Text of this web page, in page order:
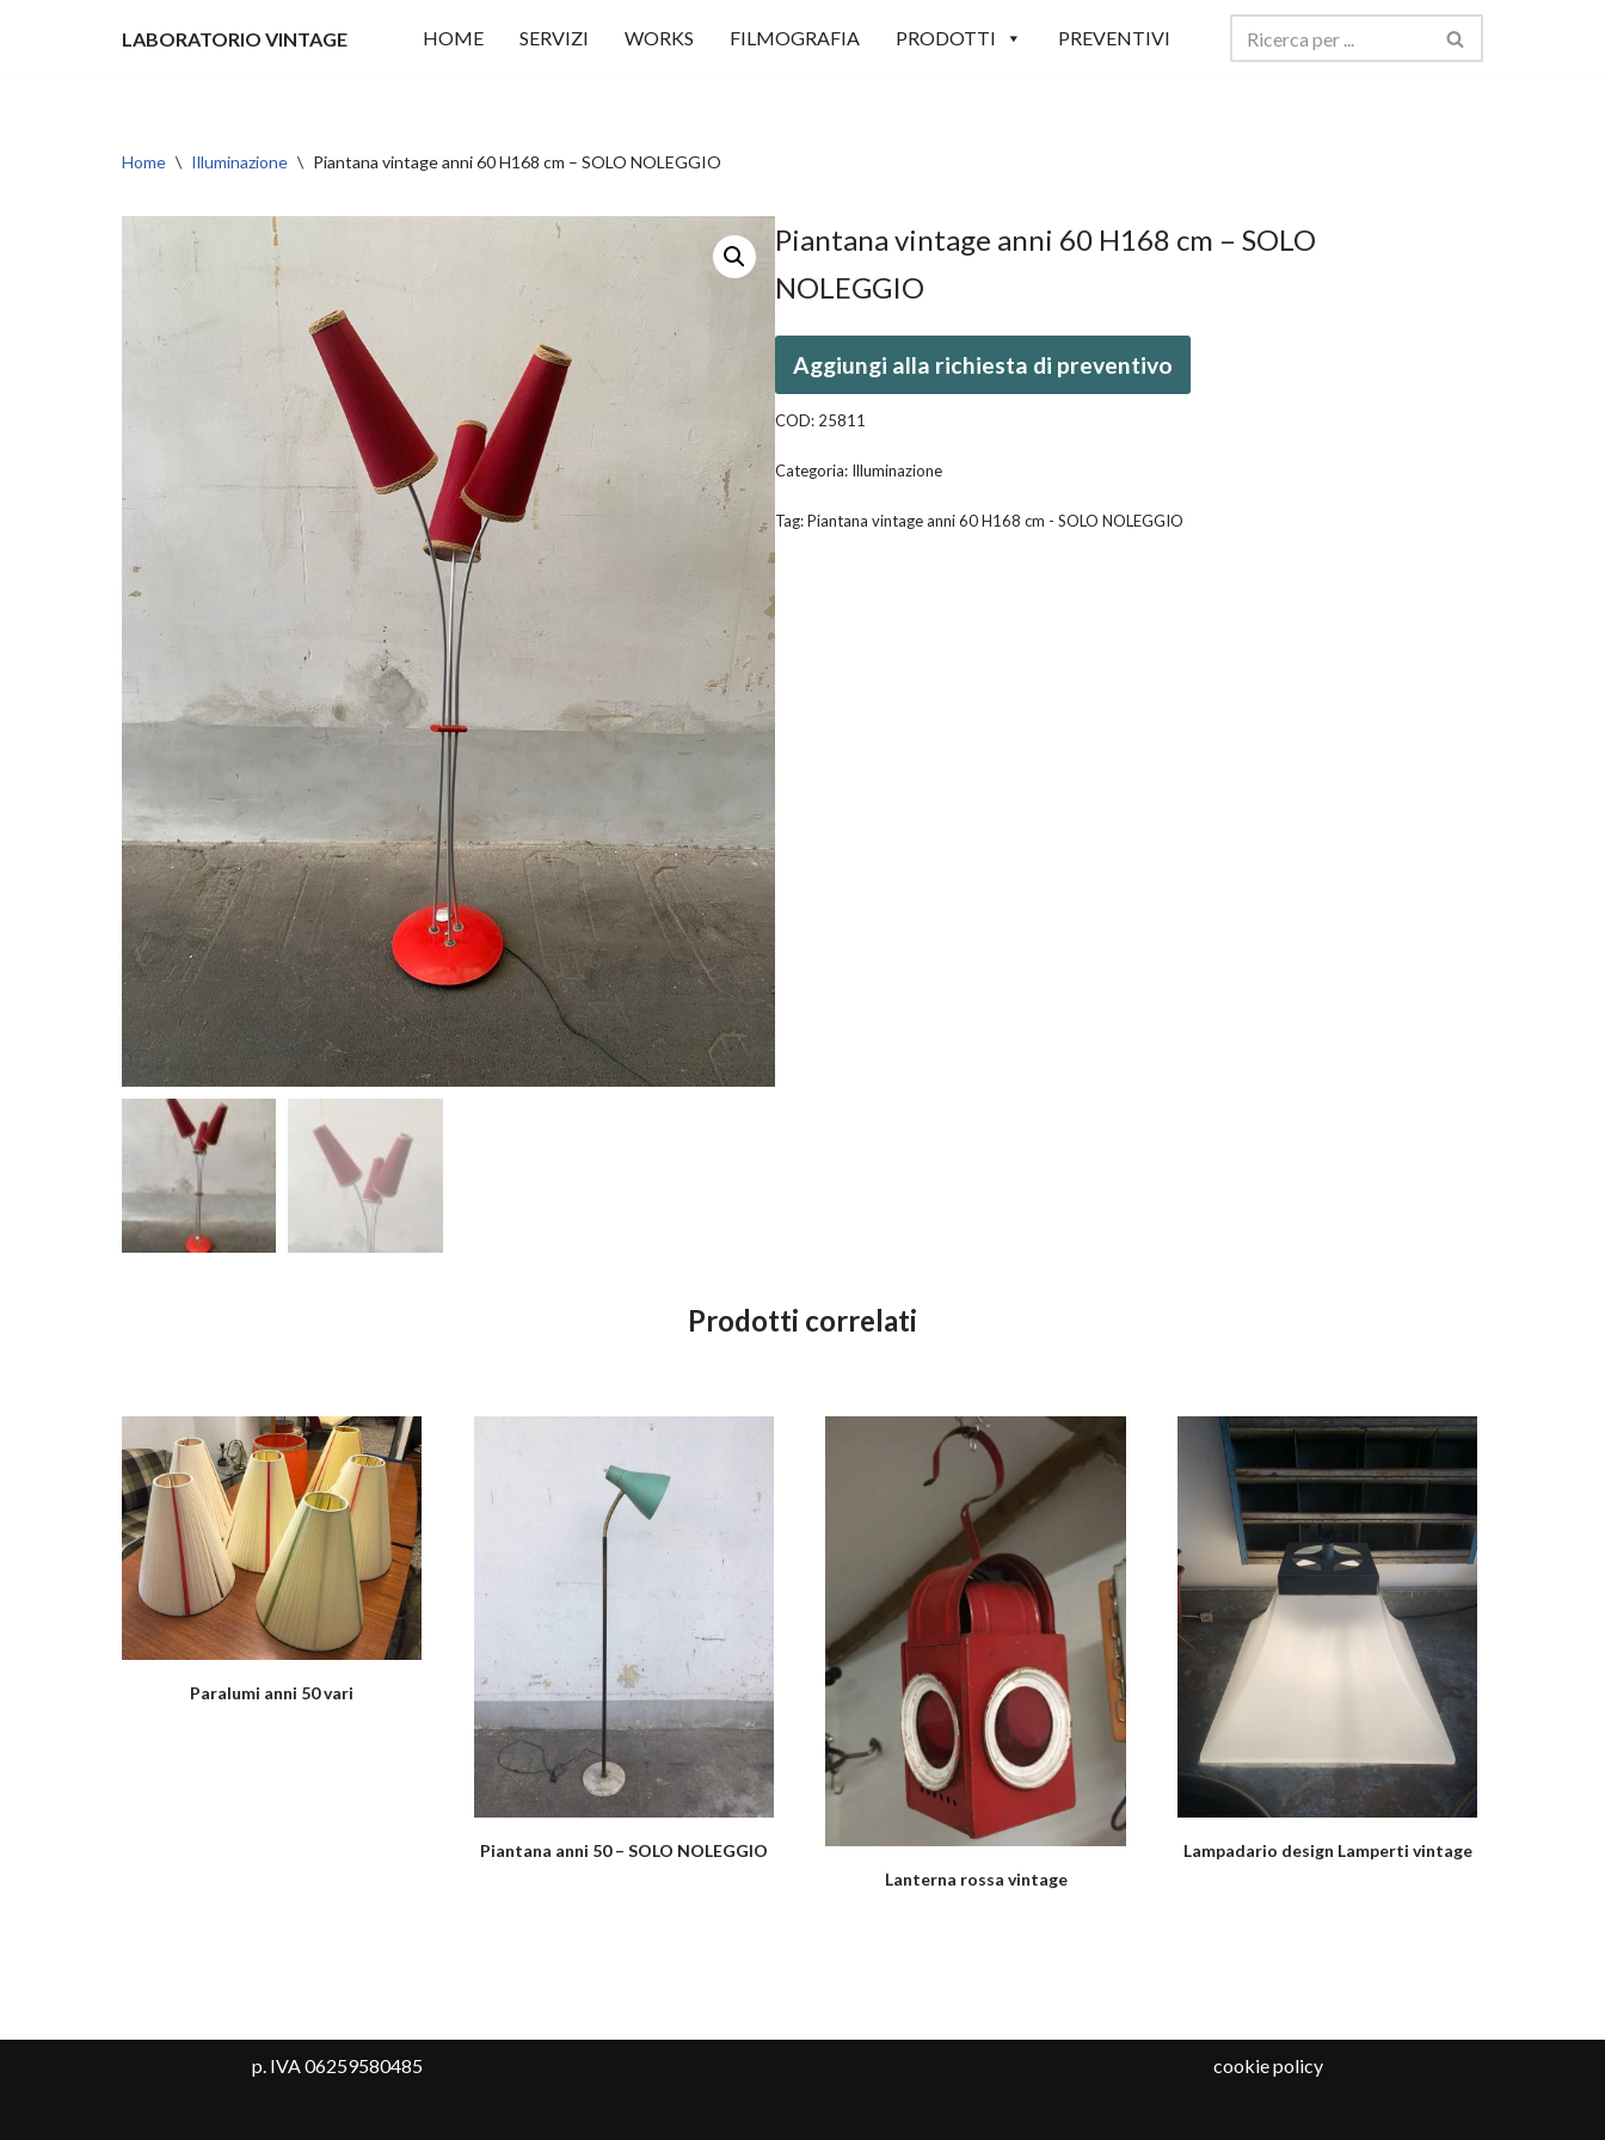
LABORATORIO VINTAGE HOME SERVIZI WORKS FILMOGRAFIA PRODOTTI PREVENTIVI
Home \ Illuminazione \ Piantana vintage anni 60 H168 cm – SOLO NOLEGGIO
Piantana vintage anni 60 H168 cm – SOLO
NOLEGGIO
Aggiungi alla richiesta di preventivo
COD: 25811
Categoria: Illuminazione
Tag:Piantana vintage anni 60 H168 cm - SOLO NOLEGGIO
Prodotti correlati
Paralumi anni 50 vari
Piantana anni 50 – SOLO NOLEGGIO
Lanterna rossa vintage
Lampadario design Lamperti vintage
p. IVA 06259580485 cookie policy